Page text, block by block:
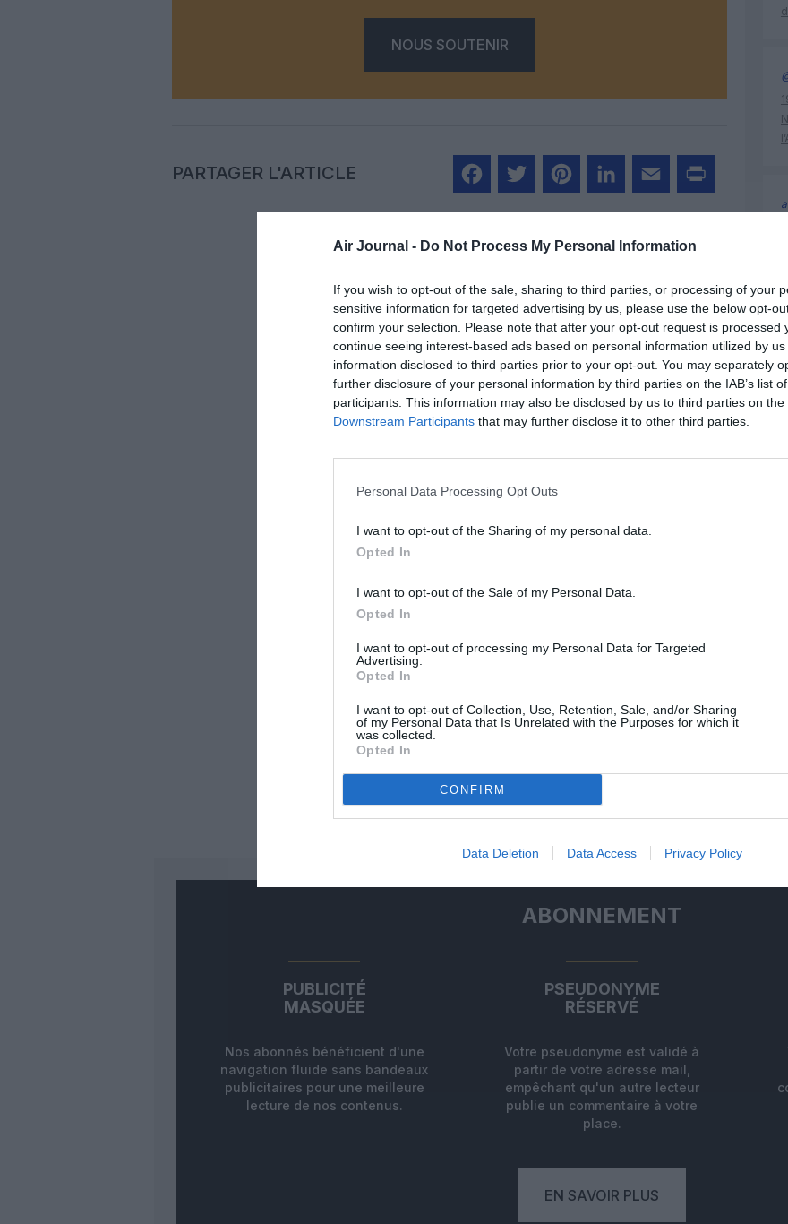
Air Journal - Do Not Process My Personal Information
If you wish to opt-out of the sale, sharing to third parties, or processing of your
sensitive information for targeted advertising by us, please use the below opt-
confirm your selection. Please note that after your opt-out request is processed
continue seeing interest-based ads based on personal information utilized by
information disclosed to third parties prior to your opt-out. You may separately
further disclosure of your personal information by third parties on the IAB’s list
participants. This information may also be disclosed by us to third parties on the
Downstream Participants that may further disclose it to other third parties.
Personal Data Processing Opt Outs
I want to opt-out of the Sharing of my personal data.
Opted In
I want to opt-out of the Sale of my Personal Data.
Opted In
I want to opt-out of processing my Personal Data for Targeted
Advertising.
Opted In
I want to opt-out of Collection, Use, Retention, Sale, and/or Sharing
of my Personal Data that Is Unrelated with the Purposes for which it
was collected.
Opted In
CONFIRM
Data Deletion Data Access Privacy Policy
NOUS SOUTENIR
PARTAGER L'ARTICLE
FacebookTwitterPinterestLinkedInEmail Print
Aucun commentaire !
LAISSER UN COMMENTAIRE
ABONNEMENT
PUBLICITÉ
MASQUÉE
Nos abonnés bénéficient d'une
navigation fluide sans bandeaux
publicitaires pour une meilleure
lecture de nos contenus.
PSEUDONYME
RÉSERVÉ
Votre pseudonyme est validé à
partir de votre adresse mail,
empêchant qu'un autre lecteur
publie un commentaire à votre
place.
EN SAVOIR PLUS